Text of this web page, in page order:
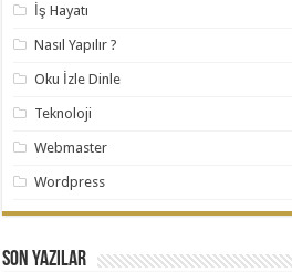
İş Hayatı
Nasıl Yapılır ?
Oku İzle Dinle
Teknoloji
Webmaster
Wordpress
Son Yazılar